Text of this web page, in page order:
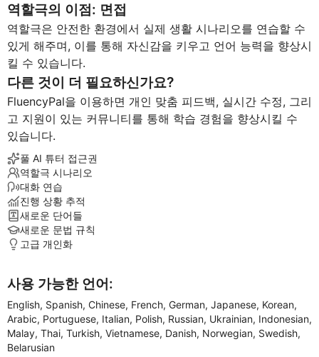
역할극의 이점: 면접
역할극은 안전한 환경에서 실제 생활 시나리오를 연습할 수
있게 해주며, 이를 통해 자신감을 키우고 언어 능력을 향상시
킬 수 있습니다.
다른 것이 더 필요하신가요?
FluencyPal을 이용하면 개인 맞춤 피드백, 실시간 수정, 그리
고 지원이 있는 커뮤니티를 통해 학습 경험을 향상시킬 수
있습니다.
풀 AI 튜터 접근권
역할극 시나리오
대화 연습
진행 상황 추적
새로운 단어들
새로운 문법 규칙
고급 개인화
사용 가능한 언어:
English, Spanish, Chinese, French, German, Japanese, Korean,
Arabic, Portuguese, Italian, Polish, Russian, Ukrainian, Indonesian,
Malay, Thai, Turkish, Vietnamese, Danish, Norwegian, Swedish,
Belarusian